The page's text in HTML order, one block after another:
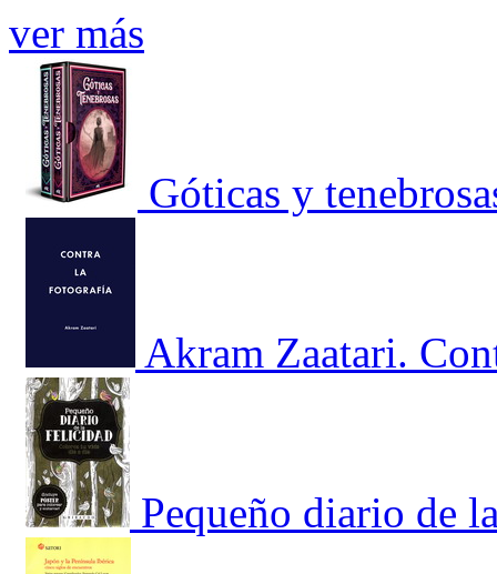
ver más
Góticas y
Akram Zaatari.
Pequeño diario de